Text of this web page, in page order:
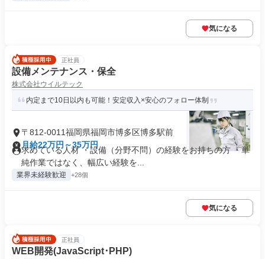
気になる
正社員
設備メンテナンス・保全
株式会社ウイルテック
内定まで10日以内も可能！安定収入×安心のフォロー体制
〒812-0011福岡県福岡市博多区博多駅前
月給22万円～35万円
求めている人材 ・設備（分野不問）の経験をお持ちの方 ・単
純作業ではなく、幅広い経験を...
業界未経験歓迎 +28個
気になる
正社員
WEB開発(JavaScript･PHP)